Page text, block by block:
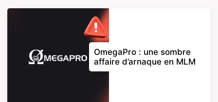
OmegaPro : une sombre
affaire d’arnaque en MLM